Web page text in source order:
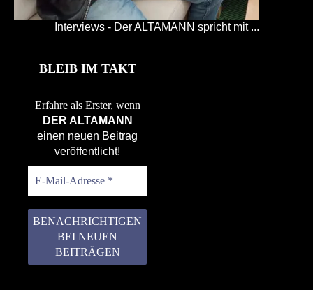
Interviews - Der ALTAMANN spricht mit ...
BLEIB IM TAKT
Erfahre als Erster, wenn
DER ALTAMANN
einen neuen Beitrag
veröffentlicht!